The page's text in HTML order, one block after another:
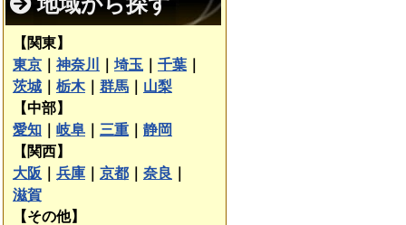
【関東】
東京
神奈川 埼玉 千葉
茨城
栃木｜ 群馬
山梨
【中部】
愛知
岐阜 三重
静岡
【関西】
大阪
兵庫 京都 奈良
滋賀
【その他】